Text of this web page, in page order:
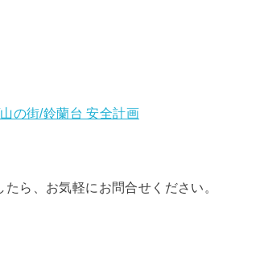
の街/鈴蘭台 安全計画
ら、お気軽にお問合せください。